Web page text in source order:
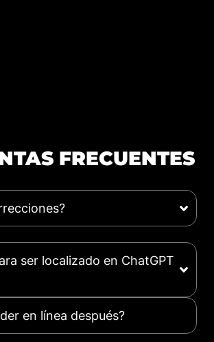
FRECUENTES
ser localizado en ChatGPT
en línea después?